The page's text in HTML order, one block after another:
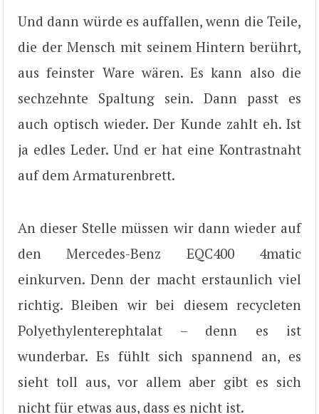
Und dann würde es auffallen, wenn die Teile,
die der Mensch mit seinem Hintern berührt,
aus feinster Ware wären. Es kann also die
sechzehnte Spaltung sein. Dann passt es
auch optisch wieder. Der Kunde zahlt eh. Ist
ja edles Leder. Und er hat eine Kontrastnaht
auf dem Armaturenbrett.
An dieser Stelle müssen wir dann wieder auf
den Mercedes-Benz EQC400 4matic
einkurven. Denn der macht erstaunlich viel
richtig. Bleiben wir bei diesem recycleten
Polyethylenterephtalat – denn es ist
wunderbar. Es fühlt sich spannend an, es
sieht toll aus, vor allem aber gibt es sich
nicht für etwas aus, dass es nicht ist.